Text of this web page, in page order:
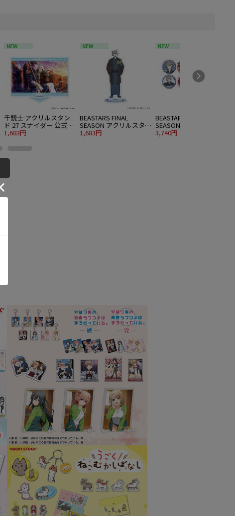
NEW
千銃士 アクリルスタン
ド 27 スナイダー 公式イ
ラスト
1,683円
NEW
BEASTARS FINAL
SEASON アクリルスタン
ド 05 レゴシ 着物ver. 描
1,683円
NEW
BEASTARS FINAL
SEASON 缶バッジ 06 着
物ver. 描き下ろしビジュ
3,740円